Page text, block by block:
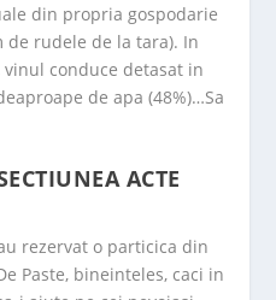
din propria gospodarie
de rudele de la tara). In
conduce detasat in
de apa (48%)…Sa
ACTE
rezervat o particica din
Paste, bineinteles, caci in